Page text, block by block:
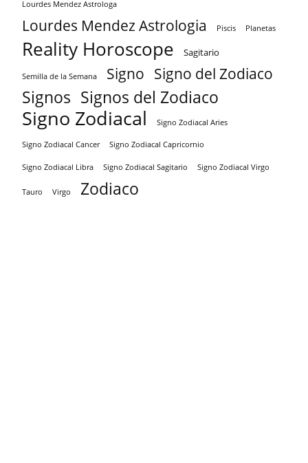
Lourdes Mendez Astrologa
Lourdes Mendez Astrologia Piscis Planetas
Reality Horoscope Sagitario
Semilla de la Semana Signo Signo del Zodiaco
Signos Signos del Zodiaco
Signo Zodiacal Signo Zodiacal Aries
Signo Zodiacal Cancer Signo Zodiacal Capricornio
Signo Zodiacal Libra Signo Zodiacal Sagitario Signo Zodiacal Virgo
Tauro Virgo Zodiaco